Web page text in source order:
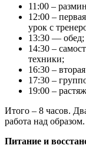
11:00 –
12:00 –
урок с
13:30 — обед;
14:30 –
техники;
16:30 –
17:30 –
19:00 –
Итого – 8 часов.
работа над образом.
Питание и